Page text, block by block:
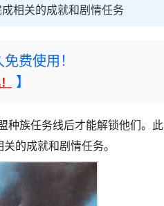
相关的成就和剧情任务
费使用！
】
种族任务线后才能解锁他们。此
的成就和剧情任务。